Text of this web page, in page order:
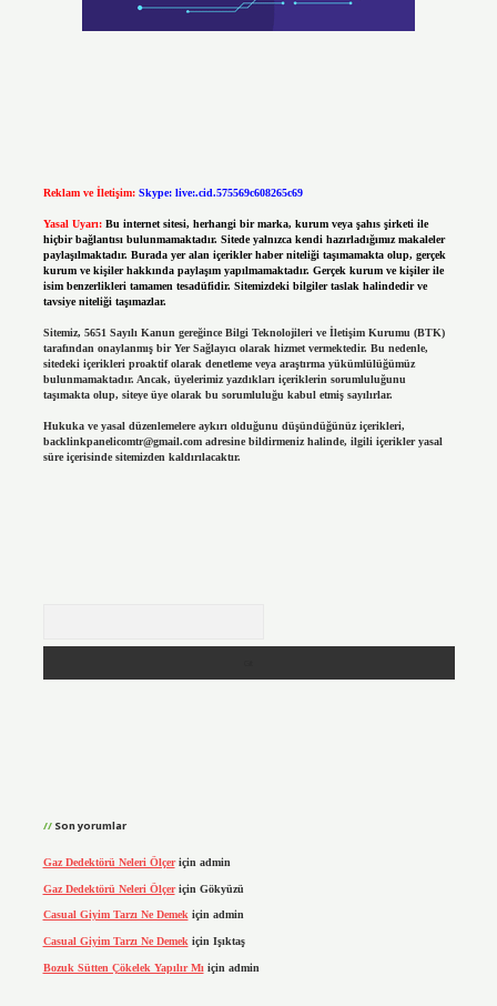
Reklam ve İletişim: Skype: live:.cid.575569c608265c69
Yasal Uyarı: Bu internet sitesi, herhangi bir marka, kurum veya şahıs şirketi ile
hiçbir bağlantısı bulunmamaktadır. Sitede yalnızca kendi hazırladığımız makaleler
paylaşılmaktadır. Burada yer alan içerikler haber niteliği taşımamakta olup, gerçek
kurum ve kişiler hakkında paylaşım yapılmamaktadır. Gerçek kurum ve kişiler ile
isim benzerlikleri tamamen tesadüfidir. Sitemizdeki bilgiler taslak halindedir ve
tavsiye niteliği taşımazlar.
Sitemiz, 5651 Sayılı Kanun gereğince Bilgi Teknolojileri ve İletişim Kurumu (BTK)
tarafından onaylanmış bir Yer Sağlayıcı olarak hizmet vermektedir. Bu nedenle,
sitedeki içerikleri proaktif olarak denetleme veya araştırma yükümlülüğümüz
bulunmamaktadır. Ancak, üyelerimiz yazdıkları içeriklerin sorumluluğunu
taşımakta olup, siteye üye olarak bu sorumluluğu kabul etmiş sayılırlar.
Hukuka ve yasal düzenlemelere aykırı olduğunu düşündüğünüz içerikleri,
backlinkpanelicomtr@gmail.comadresine bildirmeniz halinde, ilgili içerikler yasal
süre içerisinde sitemizden kaldırılacaktır.
Son yorumlar
Gaz Dedektörü Neleri Ölçeriçin admin
Gaz Dedektörü Neleri Ölçeriçin Gökyüzü
Casual Giyim Tarzı Ne Demekiçin admin
Casual Giyim Tarzı Ne Demek için Işıktaş
Bozuk Sütten Çökelek Yapılır Mı için admin